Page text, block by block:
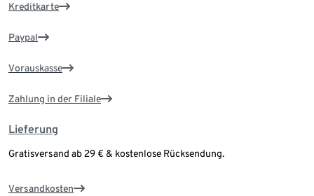
Kreditkarte
Paypal
Vorauskasse
Zahlung in der Filiale
Lieferung
Gratisversand ab 29 € & kostenlose Rücksendung.
Versandkosten